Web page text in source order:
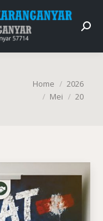
You are here:
Home
2026
Mei
20